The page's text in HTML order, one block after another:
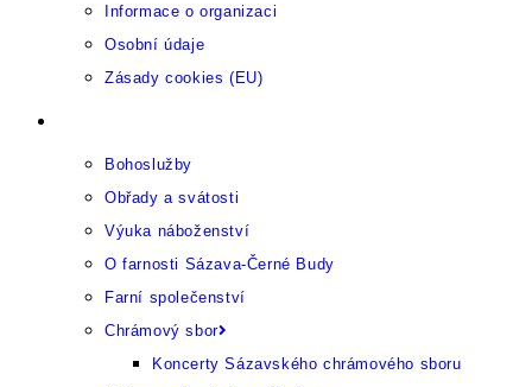
Informace o organizaci
Osobní údaje
Zásady cookies (EU)
Bohoslužby
Obřady a svátosti
Výuka náboženství
O farnosti Sázava-Černé Budy
Farní společenství
Chrámový sbor
Koncerty Sázavského chrámového sboru